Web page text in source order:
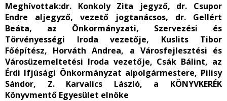
Meghívottak:dr. Konkoly Zita jegyző, dr. Csupor
Endre aljegyző, vezető jogtanácsos, dr. Gellért
Beáta, az Önkormányzati, Szervezési és
Törvényességi Iroda vezetője, Kuslits Tibor
Főépítész, Horváth Andrea, a Városfejlesztési és
Városüzemeltetési Iroda vezetője, Csák Bálint, az
Érdi Ifjúsági Önkormányzat alpolgármestere, Pilisy
Sándor, Z. Karvalics László, a KÖNYVKERÉK
Könyvmentő Egyesület elnöke